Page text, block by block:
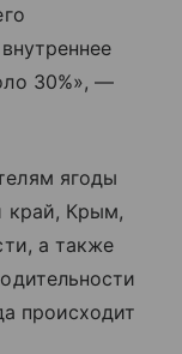
30%», —
ягоды
край, Крым,
а также
происходит